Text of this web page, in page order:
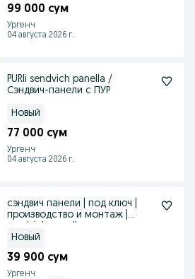
99 000 сум
Ургенч
04 августа 2026 г.
PURli sendvich panella /
Сэндвич-панели с ПУР
Новый
77 000 сум
Ургенч
04 августа 2026 г.
сэндвич панели | под ключ |
производство и монтаж |
Новый
39 900 сум
Ургенч